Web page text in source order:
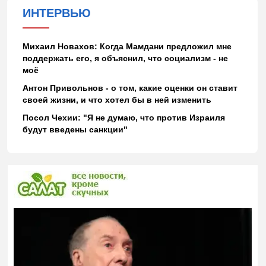
ИНТЕРВЬЮ
Михаил Новахов: Когда Мамдани предложил мне
поддержать его, я объяснил, что социализм - не
моё
Антон Привольнов - о том, какие оценки он ставит
своей жизни, и что хотел бы в ней изменить
Посол Чехии: "Я не думаю, что против Израиля
будут введены санкции"